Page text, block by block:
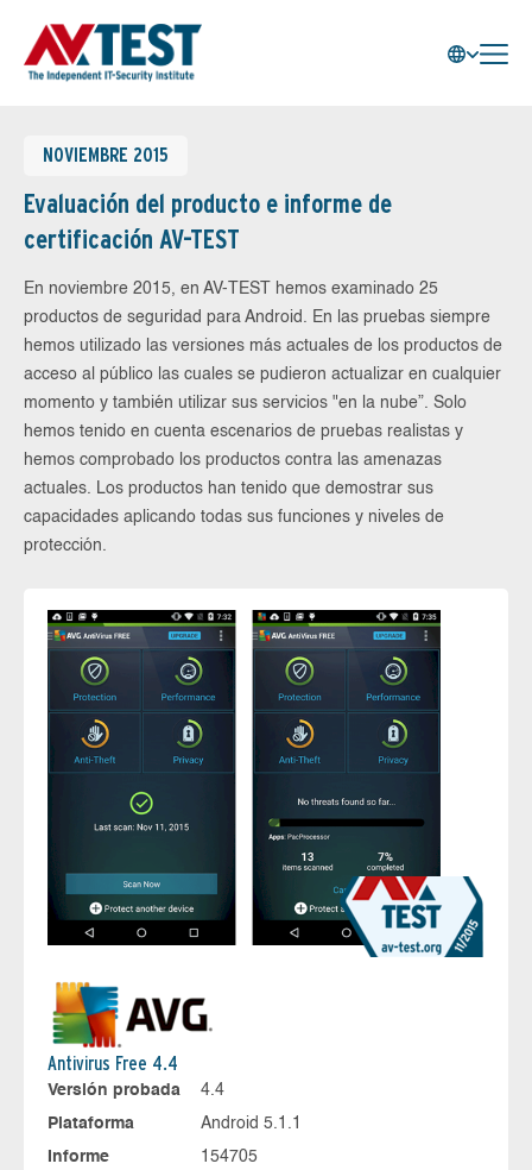
NOVIEMBRE 2015
Evaluación del producto e informe de
certificación AV-TEST
En noviembre 2015, en AV-TEST hemos examinado 25
productos de seguridad para Android. En las pruebas siempre
hemos utilizado las versiones más actuales de los productos de
acceso al público las cuales se pudieron actualizar en cualquier
momento y también utilizar sus servicios "en la nube”. Solo
hemos tenido en cuenta escenarios de pruebas realistas y
hemos comprobado los productos contra las amenazas
actuales. Los productos han tenido que demostrar sus
capacidades aplicando todas sus funciones y niveles de
protección.
Antivirus Free 4.4
Versión probada
4.4
Plataforma
Android 5.1.1
Informe
154705